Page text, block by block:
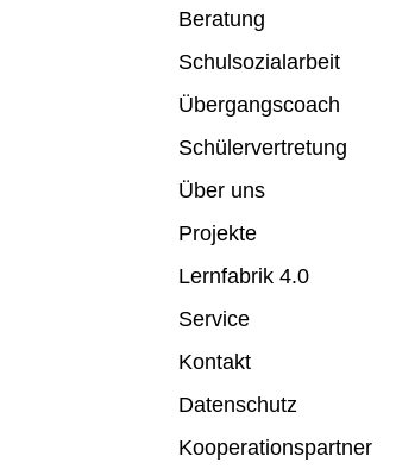
Beratung
Schulsozialarbeit
Übergangscoach
Schülervertretung
Über uns
Projekte
Lernfabrik 4.0
Service
Kontakt
Datenschutz
Kooperationspartner